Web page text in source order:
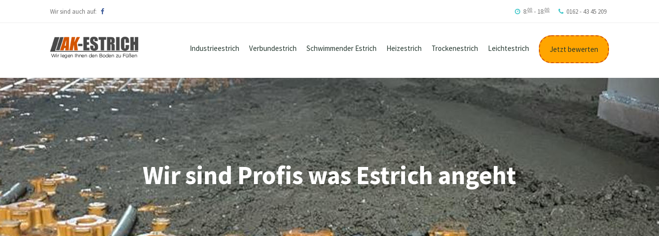
Wir sind auch auf: 8:00 - 18:00 0162 - 43 45 209
Industrieestrich Verbundestrich Schwimmender Estrich Heizestrich Trockenestrich Leichtestrich Jetzt bewerten
Wir sind Profis was Estrich angeht